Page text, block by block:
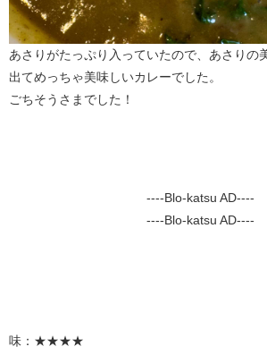
あさりがたっぷり入っていたので、あさりの
出てめっちゃ美味しいカレーでした。
ごちそうさまでした！
----Blo-katsu AD----
----Blo-katsu AD----
味：★★★★